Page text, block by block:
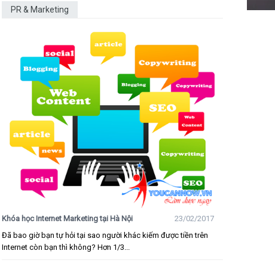
PR & Marketing
Khóa học Internet Marketing tại Hà Nội
23/02/2017
Đã bao giờ bạn tự hỏi tại sao người khác kiếm được tiền trên
Internet còn bạn thì không? Hơn 1/3...